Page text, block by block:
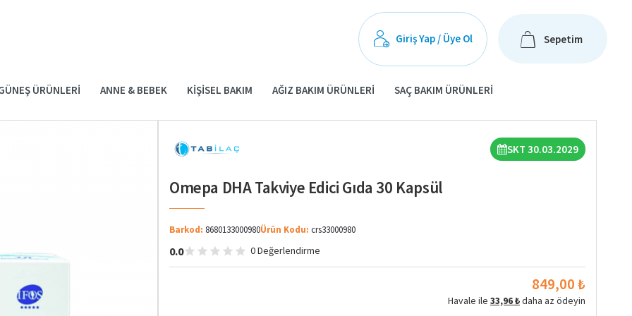
Giriş Yap / Üye Ol Sepetim
ÜRÜNLERI ANNE & BEBEK KIŞISEL BAKIM AĞIZ BAKIM ÜRÜNLERI SAÇ BAKIM ÜRÜNLERI
SKT 30.03.2029
Omepa DHA Takviye Edici Gıda 30 Kapsül
Barkod: 8680133000980Ürün Kodu: crs33000980
0.0 0 Değerlendirme
849,00 ₺
Havale ile 33,96 ₺daha az ödeyin